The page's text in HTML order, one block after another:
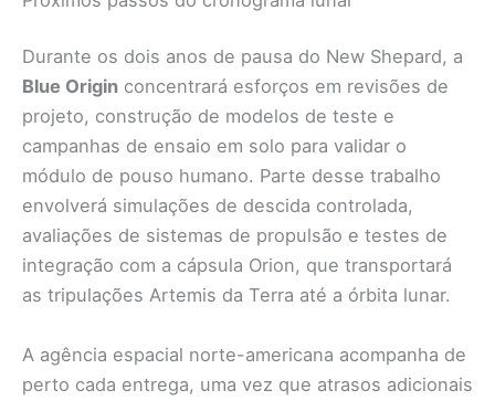
Durante os dois anos de pausa do New Shepard, a
Blue Origin concentrará esforços em revisões de
projeto, construção de modelos de teste e
campanhas de ensaio em solo para validar o
módulo de pouso humano. Parte desse trabalho
envolverá simulações de descida controlada,
avaliações de sistemas de propulsão e testes de
integração com a cápsula Orion, que transportará
as tripulações Artemis da Terra até a órbita lunar.
A agência espacial norte-americana acompanha de
perto cada entrega, uma vez que atrasos adicionais